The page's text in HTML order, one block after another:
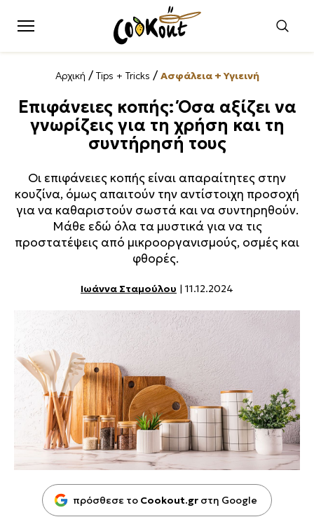
Αρχική / Tips + Tricks / Ασφάλεια + Υγιεινή
Επιφάνειες κοπής: Όσα αξίζει να
γνωρίζεις για τη χρήση και τη
συντήρησή τους
Οι επιφάνειες κοπής είναι απαραίτητες στην
κουζίνα, όμως απαιτούν την αντίστοιχη προσοχή
για να καθαριστούν σωστά και να συντηρηθούν.
Μάθε εδώ όλα τα μυστικά για να τις
προστατέψεις από μικροοργανισμούς, οσμές και
φθορές.
Ιωάννα Σταμούλου | 11.12.2024
πρόσθεσε το Cookout.gr στη Google